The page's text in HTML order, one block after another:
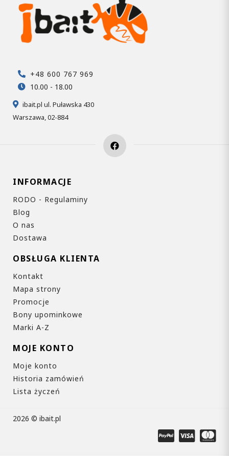
+48 600 767 969
10.00 - 18.00
ibait.pl ul. Puławska 430
Warszawa, 02-884
INFORMACJE
RODO - Regulaminy
Blog
O nas
Dostawa
OBSŁUGA KLIENTA
Kontakt
Mapa strony
Promocje
Bony upominkowe
Marki A-Z
MOJE KONTO
Moje konto
Historia zamówień
Lista życzeń
2026 © ibait.pl